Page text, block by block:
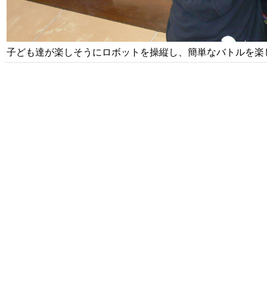
子ども達が楽しそうにロボットを操縦し、簡単なバトルを楽